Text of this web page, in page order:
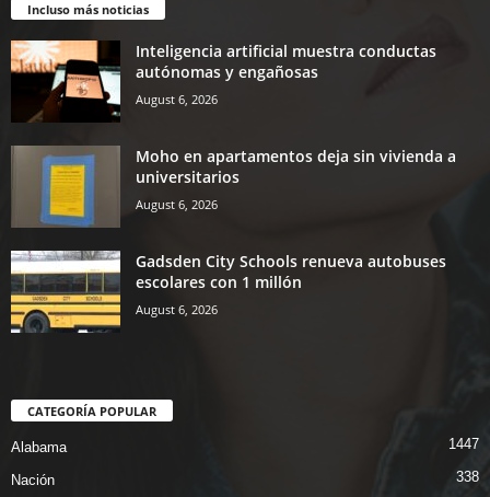
Incluso más noticias
Inteligencia artificial muestra conductas
autónomas y engañosas
August 6, 2026
Moho en apartamentos deja sin vivienda a
universitarios
August 6, 2026
Gadsden City Schools renueva autobuses
escolares con 1 millón
August 6, 2026
CATEGORÍA POPULAR
Alabama 1447
Nación 338